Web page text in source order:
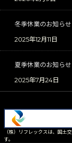
冬季休業のお知らせ
2025年12月11日
夏季休業のお知らせ
2025年7月24日
（株）リフレックスは、国土
す。